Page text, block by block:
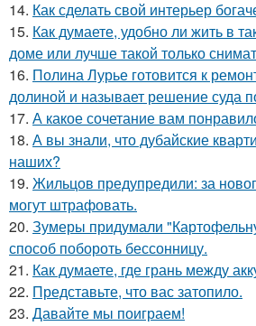
14. Как сделать свой интерьер
15. Как думаете, удобно ли жить в
доме или лучше такой только
16. Полина Лурье готовится к
долиной и называет решение суда
17. А какое сочетание вам
18. А вы знали, что дубайские
наших?
19. Жильцов предупредили: за
могут штрафовать.
20. Зумеры придумали
способ побороть бессонницу.
21. Как думаете, где грань между
22. Представьте, что вас затопило.
23. Давайте мы поиграем!